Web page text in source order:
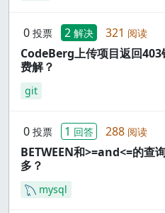
0 投票 2 解决 321 阅读
CodeBerg上传项目返回
费解？
git
0 投票 1 回答 288 阅读
BETWEEN和>=and<=的查
多？
mysql